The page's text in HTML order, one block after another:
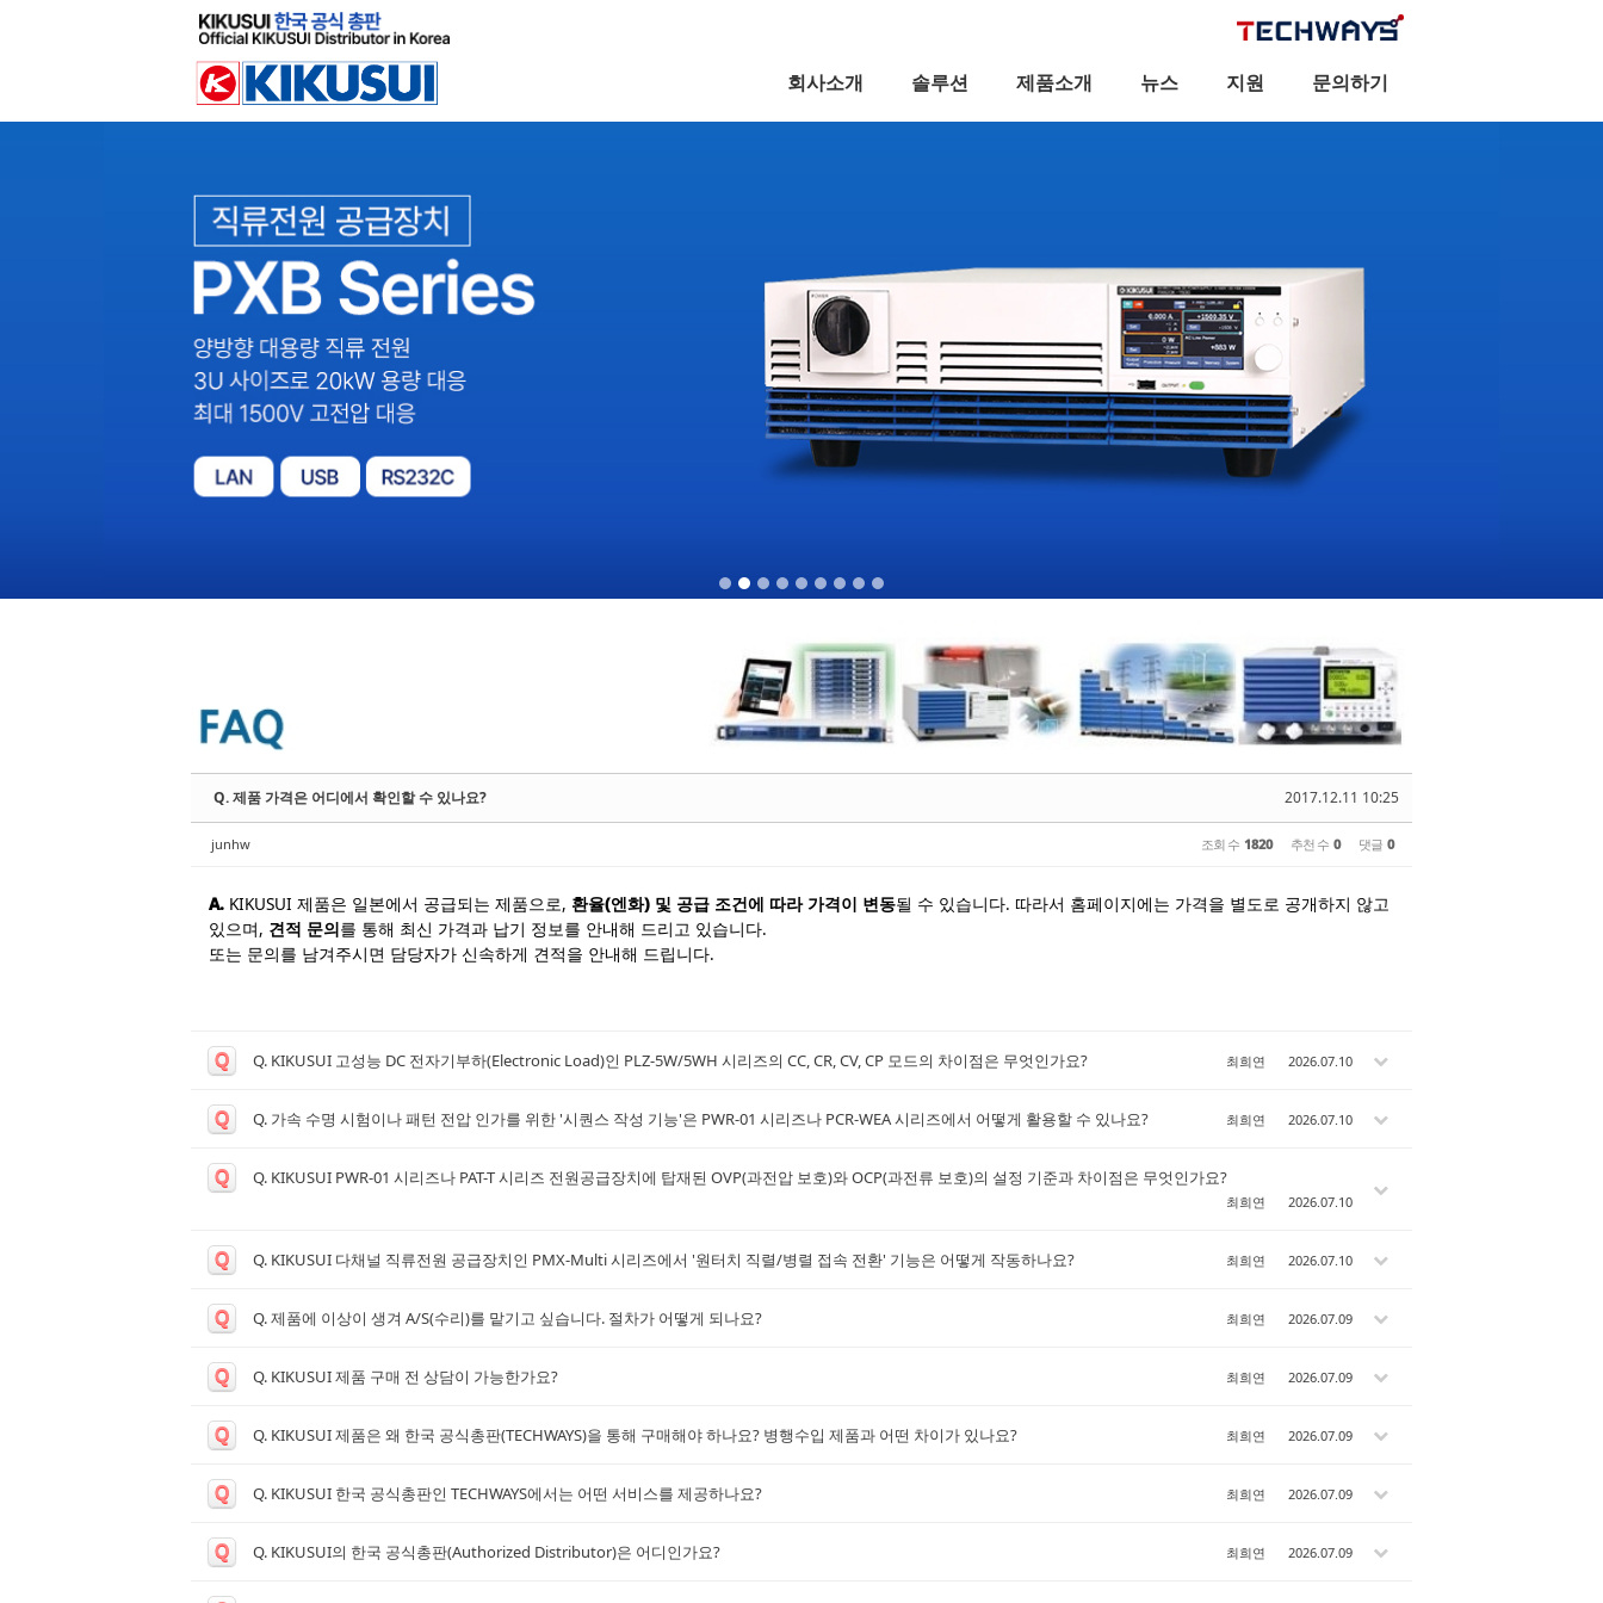
회사소개 솔루션 제품소개 뉴스 지원 문의하기
2017.12.11 10:25
Q. 제품 가격은 어디에서 확인할 수 있나요?
junhw 조회 수 1820 추천 수 0 댓글 0
A. KIKUSUI 제품은 일본에서 공급되는 제품으로, 환율(엔화) 및 공급 조건에 따라 가격이 변동될 수 있습니다. 따라서 홈페이지에는 가격을 별도로 공개하지 않고
있으며, 견적 문의를 통해 최신 가격과 납기 정보를 안내해 드리고 있습니다.
또는 문의를 남겨주시면 담당자가 신속하게 견적을 안내해 드립니다.
Q Q. KIKUSUI 고성능 DC 전자기부하(Electronic Load)인 PLZ-5W/5WH 시리즈의 CC, CR, CV, CP 모드의 차이점은 무엇인가요? 최희연 2026.07.10
Q Q. 가속 수명 시험이나 패턴 전압 인가를 위한 '시퀀스 작성 기능'은 PWR-01 시리즈나 PCR-WEA 시리즈에서 어떻게 활용할 수 있나요? 최희연 2026.07.10
Q Q. KIKUSUI PWR-01 시리즈나 PAT-T 시리즈 전원공급장치에 탑재된 OVP(과전압 보호)와 OCP(과전류 보호)의 설정 기준과 차이점은 무엇인가요?
최희연 2026.07.10
Q Q. KIKUSUI 다채널 직류전원 공급장치인 PMX-Multi 시리즈에서 '원터치 직렬/병렬 접속 전환' 기능은 어떻게 작동하나요? 최희연 2026.07.10
Q Q. 제품에 이상이 생겨 A/S(수리)를 맡기고 싶습니다. 절차가 어떻게 되나요? 최희연 2026.07.09
Q Q. KIKUSUI 제품 구매 전 상담이 가능한가요? 최희연 2026.07.09
Q Q. KIKUSUI 제품은 왜 한국 공식총판(TECHWAYS)을 통해 구매해야 하나요? 병행수입 제품과 어떤 차이가 있나요? 최희연 2026.07.09
Q Q. KIKUSUI 한국 공식총판인 TECHWAYS에서는 어떤 서비스를 제공하나요? 최희연 2026.07.09
Q Q. KIKUSUI의 한국 공식총판(Authorized Distributor)은 어디인가요? 최희연 2026.07.09
Sketchbook5,
스케치북5
Sketchbook5,
스케치북5